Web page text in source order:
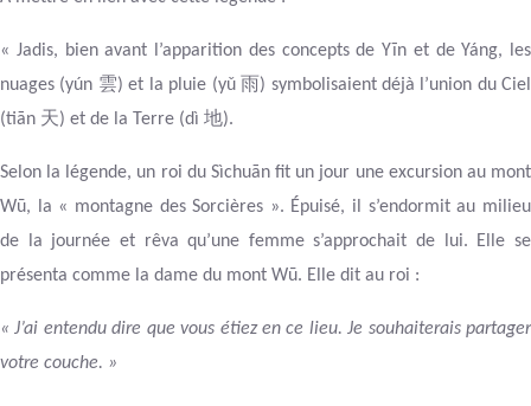
« Jadis, bien avant l’apparition des concepts de Yīn et de Yáng, les
nuages (yún 雲) et la pluie (yǔ 雨) symbolisaient déjà l’union du Ciel
(tiān 天) et de la Terre (dì 地).
Selon la légende, un roi du Sìchuān fit un jour une excursion au mont
Wū, la « montagne des Sorcières ». Épuisé, il s’endormit au milieu
de la journée et rêva qu’une femme s’approchait de lui. Elle se
présenta comme la dame du mont Wū. Elle dit au roi :
« J’ai entendu dire que vous étiez en ce lieu. Je souhaiterais partager
votre couche. »